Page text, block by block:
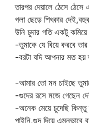
তারপর দেয়ালে ঠেসে
গলা ছেড়ে শিৎকার
উনি চুদার গতি একটু
-তুমাকে যে বিয়ে করবে
-বরটা যদি আপনার মত হয়
-আমার তো মন চাইছে
-গুদের রসে মজে গেছেন
-অনেক মেয়ে চুদেছি
পাইনি,গুদ দিয়ে এমনভাবে